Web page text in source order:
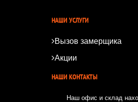
НАШИ УСЛУГИ
Вызов замерщика
Акции
НАШИ КОНТАКТЫ
Наш офис и склад